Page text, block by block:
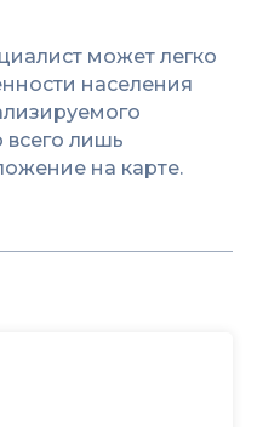
может легко
населения
всего лишь
на карте.